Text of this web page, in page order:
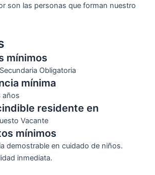
son las personas que forman nuestro
mínimos
Obligatoria
mínima
años
residente en
Vacante
mínimos
demostrable en cuidado de niños.
inmediata.